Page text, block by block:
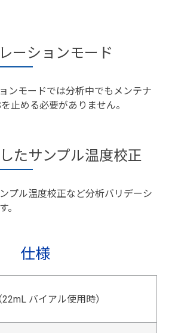
ーションモード
ンモードでは分析中でもメンテナ
止める必要がありません。
たサンプル温度校正
プル温度校正など分析バリデーシ
。
仕様
バイアル使用時）